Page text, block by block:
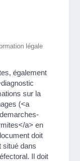
légale
également
sur la
(<a
a> en
doit
situé dans
Il doit